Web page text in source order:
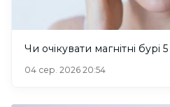
Чи очікувати магнітні
04 сер. 2026 20:54